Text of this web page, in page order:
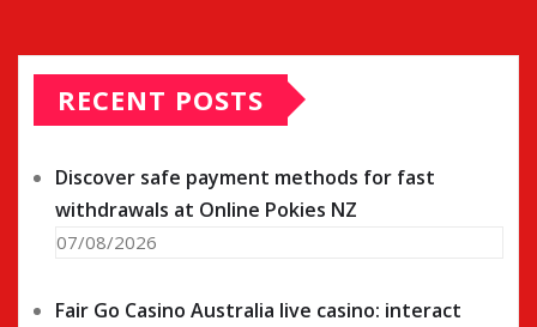
RECENT POSTS
Discover safe payment methods for fast
withdrawals at Online Pokies NZ
07/08/2026
Fair Go Casino Australia live casino: interact